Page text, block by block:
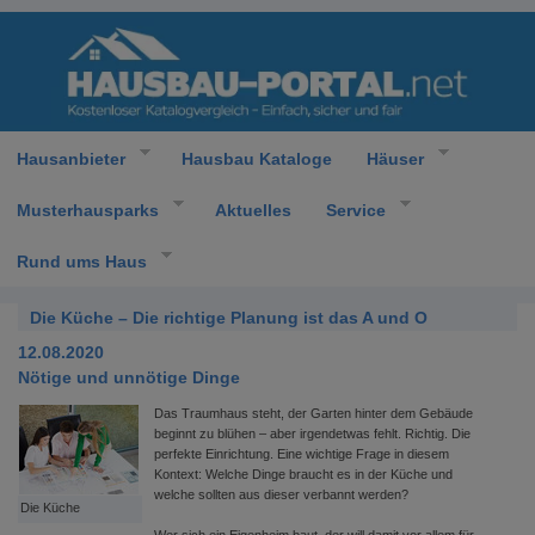
Hausanbieter Hausbau Kataloge Häuser
Musterhausparks Aktuelles Service
Rund ums Haus
Die Küche – Die richtige Planung ist das A und O
12.08.2020
Nötige und unnötige Dinge
Die Küche
Das Traumhaus steht, der Garten hinter dem Gebäude
beginnt zu blühen – aber irgendetwas fehlt. Richtig. Die
perfekte Einrichtung. Eine wichtige Frage in diesem
Kontext: Welche Dinge braucht es in der Küche und
welche sollten aus dieser verbannt werden?